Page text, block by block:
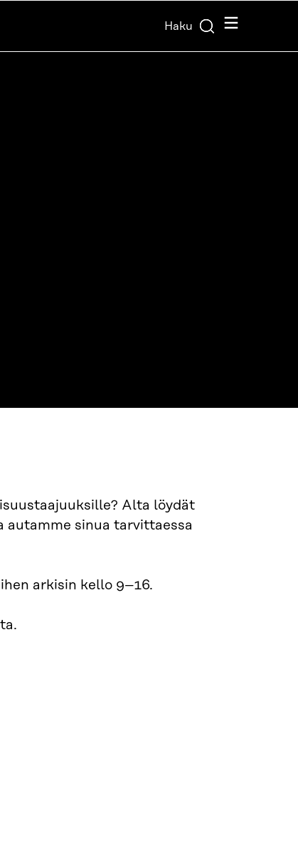
Haku Valikko
Alta löydät
autamme sinua tarvittaessa
arkisin kello 9–16.